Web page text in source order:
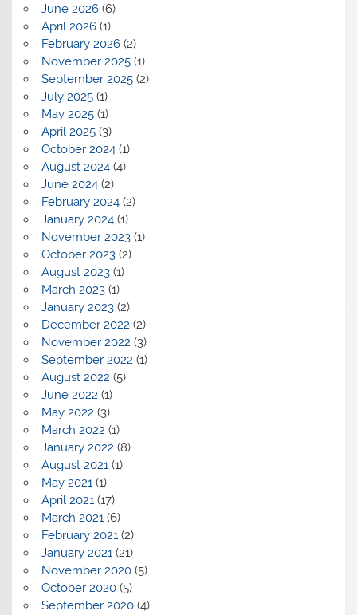
June 2026(6)
April 2026(1)
February 2026(2)
November 2025(1)
September 2025(2)
July 2025(1)
May 2025(1)
April 2025(3)
October 2024(1)
August 2024(4)
June 2024(2)
February 2024(2)
January 2024(1)
November 2023(1)
October 2023(2)
August 2023(1)
March 2023(1)
January 2023(2)
December 2022 (2)
November 2022 (3)
September 2022 (1)
August 2022 (5)
June 2022 (1)
May 2022 (3)
March 2022 (1)
January 2022 (8)
August 2021(1)
May 2021(1)
April 2021(17)
March 2021(6)
February 2021(2)
January 2021(21)
November 2020(5)
October 2020(5)
September 2020(4)